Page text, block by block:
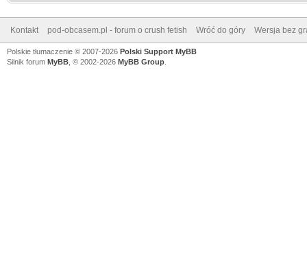
Kontakt pod-obcasem.pl - forum o crush fetish Wróć do góry Wersja bez
Polskie tłumaczenie © 2007-2026 Polski Support MyBB
Silnik forum MyBB , © 2002-2026 MyBB Group